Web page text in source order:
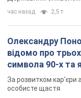
час назад 2,5 т.
Олександру
відомо про
символа 90-х та
мають
За розвитком кар'єри
особисте щастя